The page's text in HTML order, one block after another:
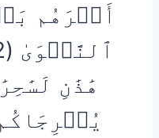
أَمۡرَهُم
هَٰذَٰنِ